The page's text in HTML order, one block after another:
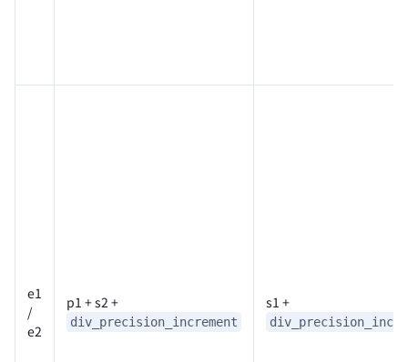
e1
/
e2
p1 + s2 +
div_precision_increment
s1 +